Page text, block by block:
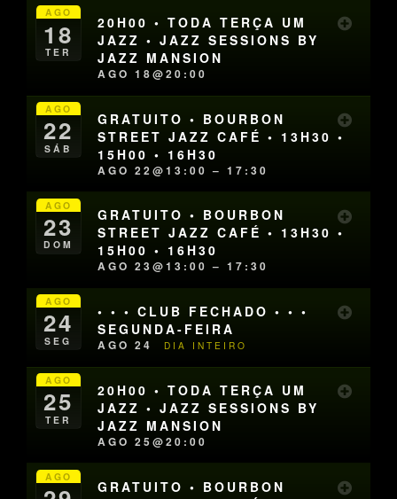
AGO
18
TER
20H00 • TODA TERÇA UM
JAZZ • JAZZ SESSIONS BY
JAZZ MANSION
AGO 18@20:00
AGO
22
SÁB
GRATUITO • BOURBON
STREET JAZZ CAFÉ • 13H30 •
15H00 • 16H30
AGO 22@13:00 – 17:30
AGO
23
DOM
GRATUITO • BOURBON
STREET JAZZ CAFÉ • 13H30 •
15H00 • 16H30
AGO 23@13:00 – 17:30
AGO
24
SEG
• • • CLUB FECHADO • • •
SEGUNDA-FEIRA
AGO 24 DIA INTEIRO
AGO
25
TER
20H00 • TODA TERÇA UM
JAZZ • JAZZ SESSIONS BY
JAZZ MANSION
AGO 25@20:00
AGO
GRATUITO • BOURBON